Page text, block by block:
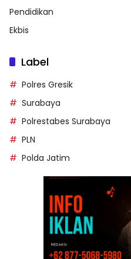
Pendidikan
Ekbis
Label
Polres Gresik
Surabaya
Polrestabes Surabaya
PLN
Polda Jatim